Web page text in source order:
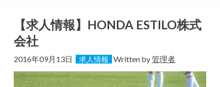
【求人情報】HONDA ESTILO株式
会社
2016年09月13日 求人情報 Written by管理者